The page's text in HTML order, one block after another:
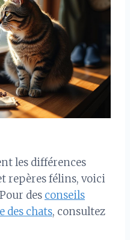
les différences
repères félins, voici
des conseils
des chats, consultez